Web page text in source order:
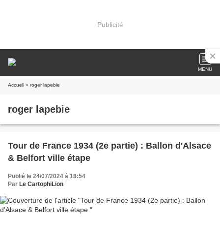
Publicité
MENU
Accueil » roger lapebie
roger lapebie
Tour de France 1934 (2e partie) : Ballon d'Alsace
& Belfort ville étape
Publié le 24/07/2024 à 18:54
Par Le CartophiLion